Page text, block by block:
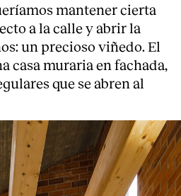
mantener cierta
a la calle y abrir la
un precioso viñedo. El
casa muraria en fachada,
que se abren al